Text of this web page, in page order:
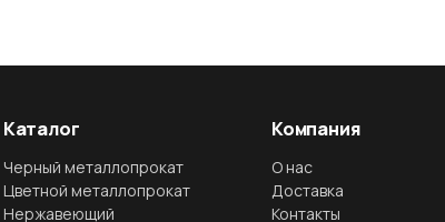
Каталог
Черный металлопрокат
Цветной металлопрокат
Нержавеющий
Компания
О нас
Доставка
Контакты